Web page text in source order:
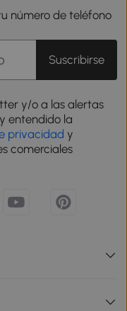
número de teléfono
Suscribirse
y/o a las alertas
entendido la
privacidad y
comerciales